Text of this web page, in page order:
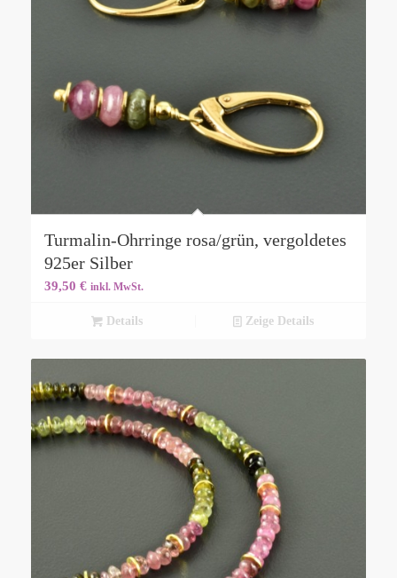
Turmalin-Ohrringe rosa/grün, vergoldetes
925er Silber
39,50 € inkl. MwSt.
Details Zeige Details